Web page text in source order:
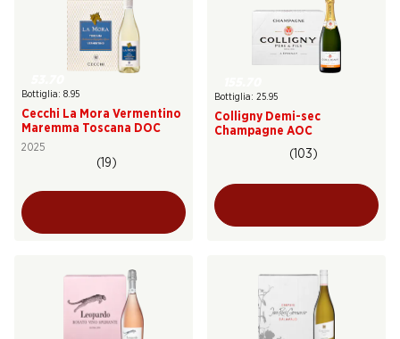
Bottiglia: 8.95
Cecchi La Mora Vermentino
Maremma Toscana DOC
2025
(19)
Bottiglia: 25.95
Colligny Demi-sec
Champagne AOC
(103)